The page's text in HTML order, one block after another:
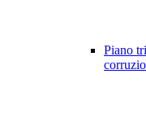
Piano